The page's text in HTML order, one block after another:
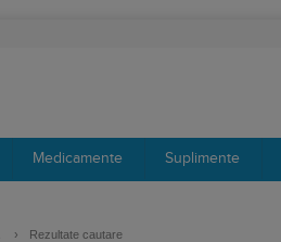
Medicamente Suplimente
› Rezultate cautare